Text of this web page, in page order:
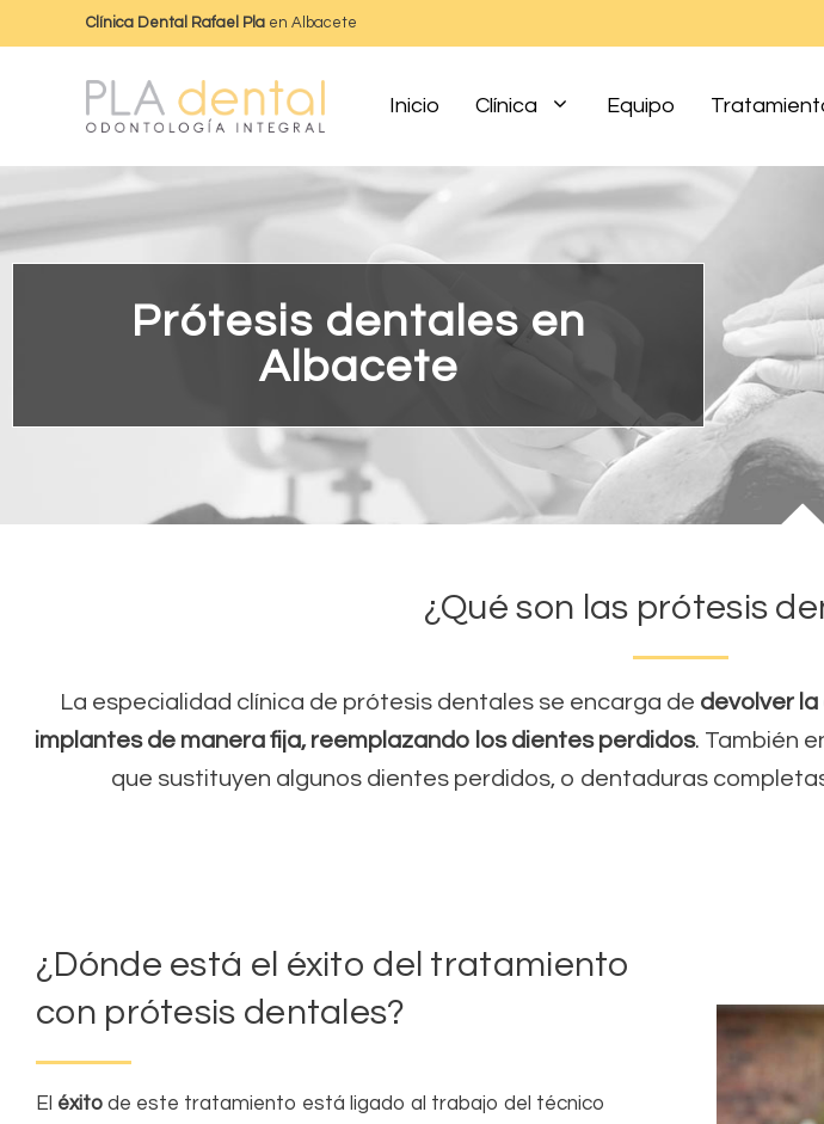
Clínica Dental Rafael Pla en Albacete
Inicio Clínica Equipo
Prótesis dentales en
Albacete
¿Qué son las prótesis
La especialidad clínica de prótesis dentales se encarga de devolver
implantes de manera fija, reemplazando los dientes perdidos. También
que sustituyen algunos dientes perdidos, o dentaduras
¿Dónde está el éxito del tratamiento
con prótesis dentales?
El éxito de este tratamiento está ligado al trabajo del técnico